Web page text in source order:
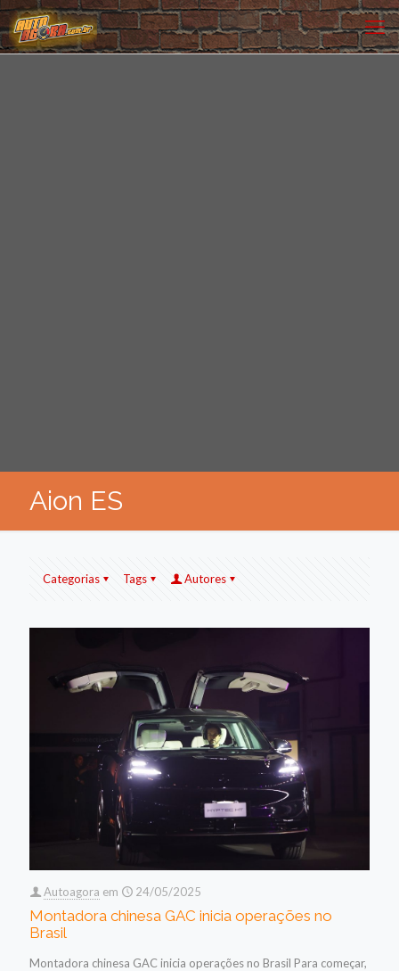
Aion ES
Categorias Tags Autores
Autoagora em 24/05/2025
Montadora chinesa GAC inicia operações no
Brasil
Montadora chinesa GAC inicia operações no Brasil Para começar,